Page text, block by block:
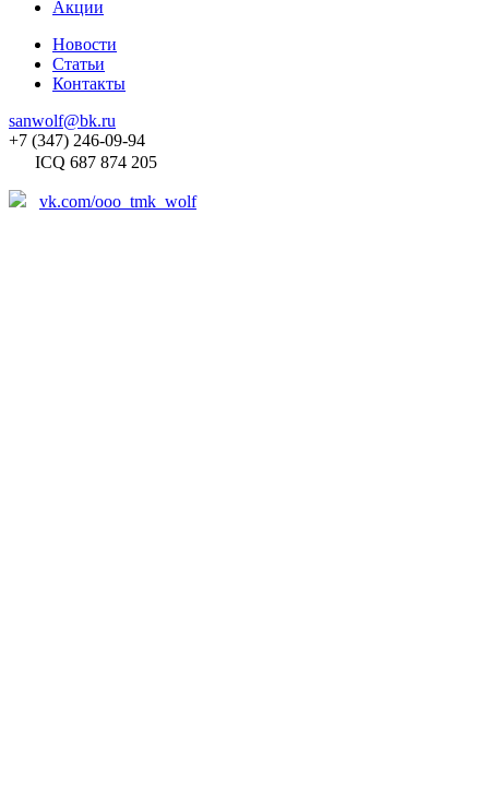
Акции
Новости
Статьи
Контакты
sanwolf@bk.ru
+7 (347) 246-09-94
ICQ 687 874 205
vk.com/ooo_tmk_wolf